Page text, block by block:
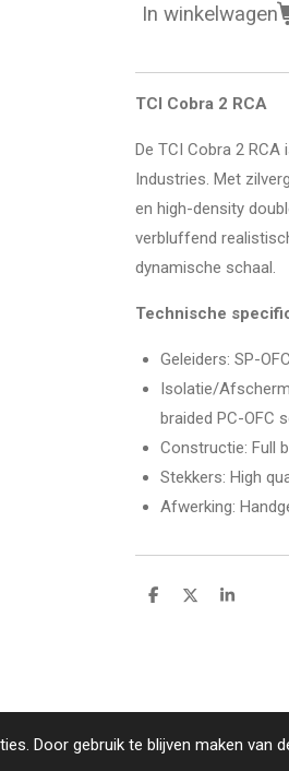
Door gebruik te blijven maken van
In winkelwagen
TCI Cobra 2 RCA
De TCI Cobra 2
Industries. Met
en high-density
verbluffend
dynamische schaal.
Technische
Geleiders: SP-
Isolatie/
braided PC-OFC
Constructie: Full
Stekkers: High
Afwerking:
D
D
S